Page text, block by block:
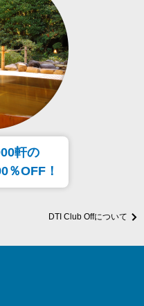
軒の
％OFF！
DTI Club Offについて